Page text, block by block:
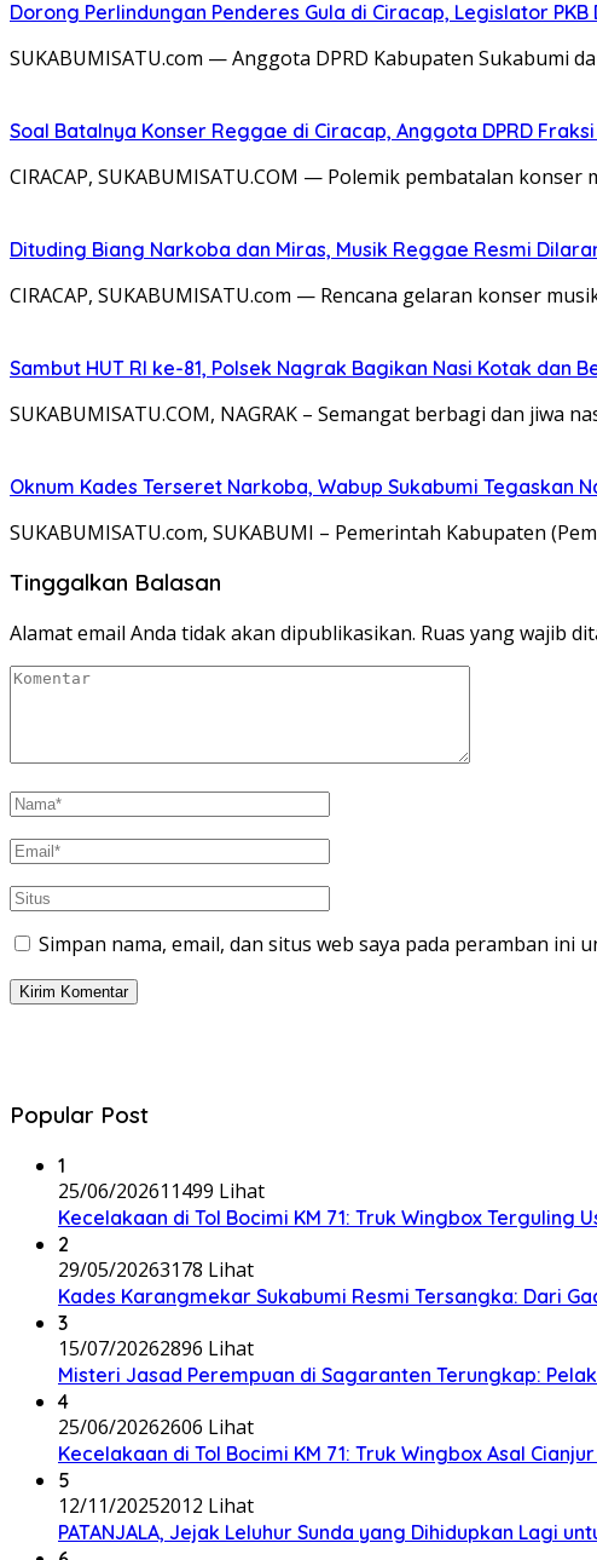
Dorong Perlindungan Penderes Gula di Ciracap, Legislator
SUKABUMISATU.com — Anggota DPRD Kabupaten Sukabumi
Soal Batalnya Konser Reggae di Ciracap, Anggota DPRD
CIRACAP, SUKABUMISATU.COM — Polemik pembatalan
Dituding Biang Narkoba dan Miras, Musik Reggae Resmi
CIRACAP, SUKABUMISATU.com — Rencana gelaran konser
Sambut HUT RI ke-81, Polsek Nagrak Bagikan Nasi Kotak dan
SUKABUMISATU.COM, NAGRAK – Semangat berbagi dan jiwa
Oknum Kades Terseret Narkoba, Wabup Sukabumi Tegaskan
SUKABUMISATU.com, SUKABUMI – Pemerintah Kabupaten
Tinggalkan Balasan
Alamat email Anda tidak akan dipublikasikan. Ruas yang wajib
Simpan nama, email, dan situs web saya pada peramban ini
Popular Post
1
25/06/202611499 Lihat
Kecelakaan di Tol Bocimi KM 71: Truk Wingbox Terguling
2
29/05/20263178 Lihat
Kades Karangmekar Sukabumi Resmi Tersangka: Dari
3
15/07/20262896 Lihat
Misteri Jasad Perempuan di Sagaranten Terungkap:
4
25/06/20262606 Lihat
Kecelakaan di Tol Bocimi KM 71: Truk Wingbox Asal
5
12/11/20252012 Lihat
PATANJALA, Jejak Leluhur Sunda yang Dihidupkan Lagi